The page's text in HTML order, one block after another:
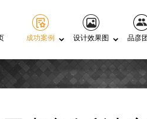
成功案例 设计效果图 品彦